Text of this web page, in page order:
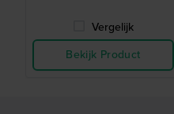
Vergelijk
Bekijk Product